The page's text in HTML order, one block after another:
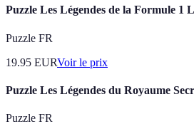
Puzzle Les Légendes de la Formule 1
Puzzle FR
19.95 EURVoir le prix
Puzzle Les Légendes du Royaume
Puzzle FR